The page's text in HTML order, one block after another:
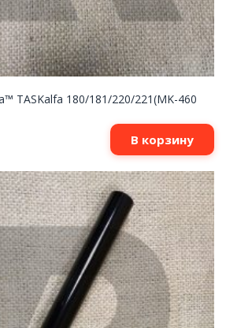
TASKalfa 180/181/220/221(MK-460
В корзину